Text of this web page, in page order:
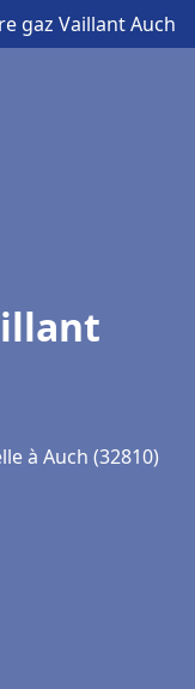
gaz Vaillant Auch
à Auch (32810)